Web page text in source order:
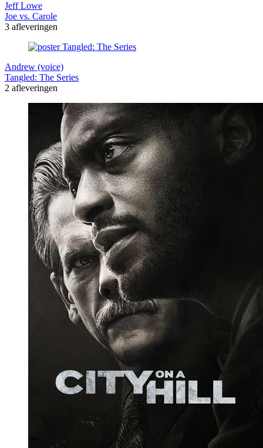
Jeff Lowe
Joe vs. Carole
3 afleveringen
Andrew (voice)
Tangled: The Series
2 afleveringen